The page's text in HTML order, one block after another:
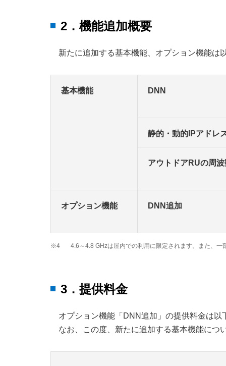
2．機能追加概要
新たに追加する基本機能、オプション機能は
基本機能 DNN
静的・動的IPアドレ
アウトドアRUの周
オプション機能 DNN追加
※4 4.6～4.8 GHzは屋内での利用に限定されます。また、一
3．提供料金
オプション機能「DNN追加」の提供料金は以
なお、この度、新たに追加する基本機能につ